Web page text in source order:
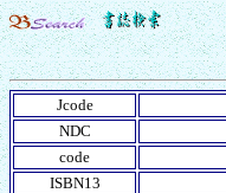
Jcode
NDC
code
ISBN13